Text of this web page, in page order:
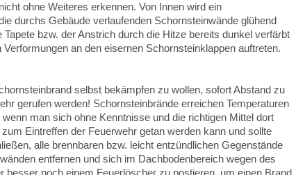
ohne Weiteres erkennen. Von Innen wird ein
durchs Gebäude verlaufenden Schornsteinwände glühend
bzw. der Anstrich durch die Hitze bereits dunkel verfärbt
an den eisernen Schornsteinklappen auftreten.
selbst bekämpfen zu wollen, sofort Abstand zu
gerufen werden! Schornsteinbrände erreichen Temperaturen
man sich ohne Kenntnisse und die richtigen Mittel dort
Eintreffen der Feuerwehr getan werden kann und sollte
alle brennbaren bzw. leicht entzündlichen Gegenstände
entfernen und sich im Dachbodenbereich wegen des
besser noch einem Feuerlöscher zu postieren, um einen Brand